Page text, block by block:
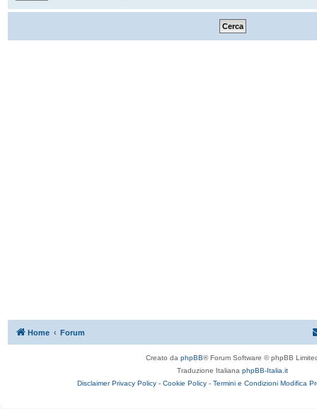
Home Forum
Creato da phpBB® Forum Software © phpBB
Traduzione Italiana phpBB-Italia.it
Disclaimer Privacy Policy - Cookie Policy - Termini e Condizioni Modifica